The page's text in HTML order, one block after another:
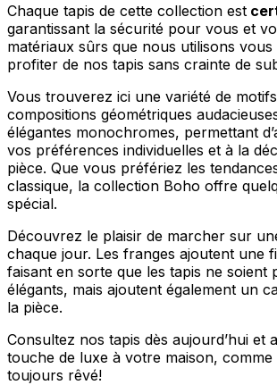
Chaque tapis de cette collection est
garantissant la sécurité pour vous et
matériaux sûrs que nous utilisons
profiter de nos tapis sans crainte de
Vous trouverez ici une variété de
compositions géométriques
élégantes monochromes, permettant
vos préférences individuelles et à la
pièce. Que vous préfériez les
classique, la collection Boho offre
spécial.
Découvrez le plaisir de marcher sur
chaque jour. Les franges ajoutent une
faisant en sorte que les tapis ne soient
élégants, mais ajoutent également un
la pièce.
Consultez nos tapis dès aujourd’hui et
touche de luxe à votre maison,
toujours rêvé!
Rejeter
Enregistrer mes
Accepter tout